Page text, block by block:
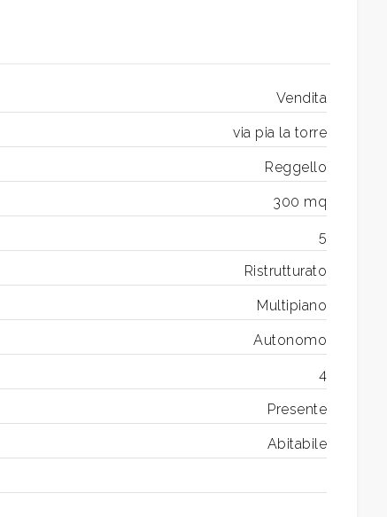
Vendita
via pia la torre
Reggello
300 mq
5
Ristrutturato
Multipiano
Autonomo
4
Presente
Abitabile